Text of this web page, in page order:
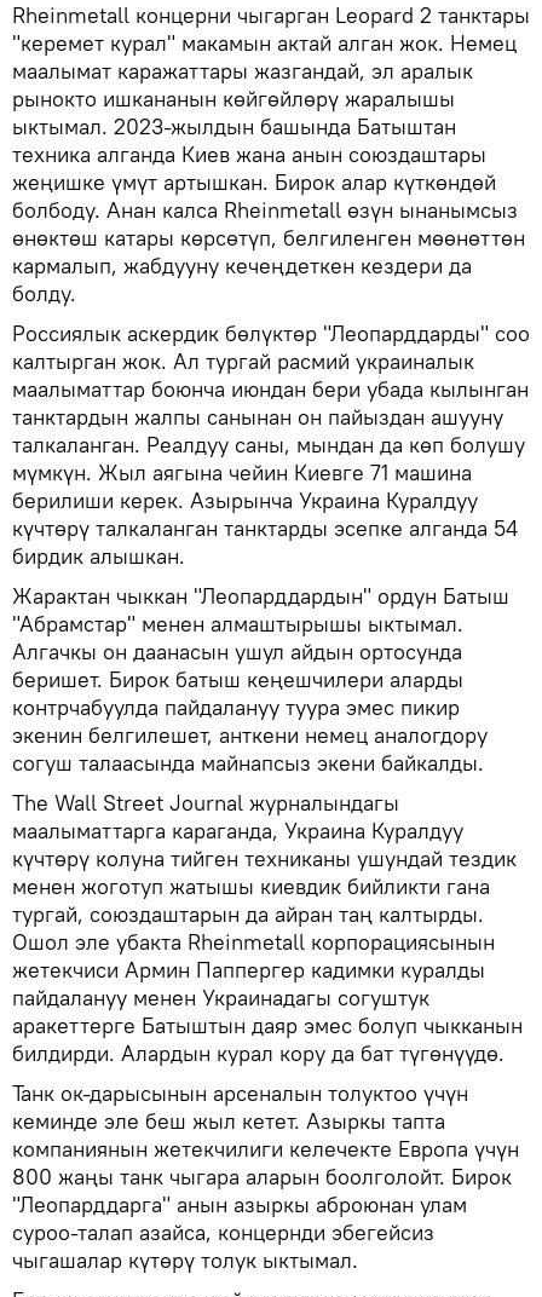
Rheinmetall концерни чыгарган Leopard 2 танктары
"керемет курал" макамын актай алган жок. Немец
маалымат каражаттары жазгандай, эл аралык
рынокто ишкананын көйгөйлөрү жаралышы
ыктымал. 2023-жылдын башында Батыштан
техника алганда Киев жана анын союздаштары
жеңишке үмүт артышкан. Бирок алар күткөндөй
болбоду. Анан калса Rheinmetall өзүн ынанымсыз
өнөктөш катары көрсөтүп, белгиленген мөөнөттөн
кармалып, жабдууну кечеңдеткен кездери да
болду.
Россиялык аскердик бөлүктөр "Леопарддарды" соо
калтырган жок. Ал тургай расмий украиналык
маалыматтар боюнча июндан бери убада кылынган
танктардын жалпы санынан он пайыздан ашууну
талкаланган. Реалдуу саны, мындан да көп болушу
мүмкүн. Жыл аягына чейин Киевге 71 машина
берилиши керек. Азырынча Украина Куралдуу
күчтөрү талкаланган танктарды эсепке алганда 54
бирдик алышкан.
Жарактан чыккан "Леопарддардын" ордун Батыш
"Абрамстар" менен алмаштырышы ыктымал.
Алгачкы он даанасын ушул айдын ортосунда
беришет. Бирок батыш кеңешчилери аларды
контрчабуулда пайдалануу туура эмес пикир
экенин белгилешет, анткени немец аналогдору
согуш талаасында майнапсыз экени байкалды.
The Wall Street Journal журналындагы
маалыматтарга караганда, Украина Куралдуу
күчтөрү колуна тийген техниканы ушундай тездик
менен жоготуп жатышы киевдик бийликти гана
тургай, союздаштарын да айран таң калтырды.
Ошол эле убакта Rheinmetall корпорациясынын
жетекчиси Армин Паппергер кадимки куралды
пайдалануу менен Украинадагы согуштук
аракеттерге Батыштын даяр эмес болуп чыкканын
билдирди. Алардын курал кору да бат түгөнүүдө.
Танк ок-дарысынын арсеналын толуктоо үчүн
кеминде эле беш жыл кетет. Азыркы тапта
компаниянын жетекчилиги келечекте Европа үчүн
800 жаңы танк чыгара аларын боолголойт. Бирок
"Леопарддарга" анын азыркы аброюнан улам
суроо-талап азайса, концернди эбегейсиз
чыгашалар күтөрү толук ыктымал.